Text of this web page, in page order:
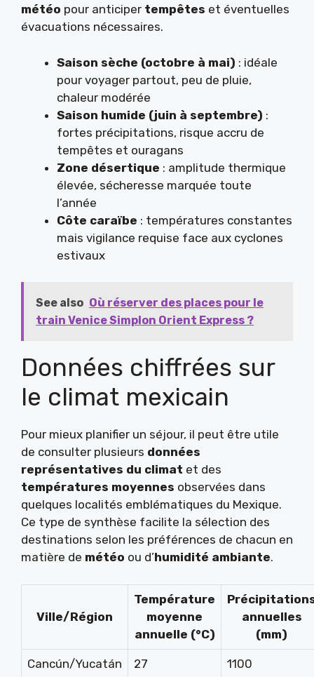
météo pour anticiper tempêtes et éventuelles
évacuations nécessaires.
Saison sèche (octobre à mai) : idéale
pour voyager partout, peu de pluie,
chaleur modérée
Saison humide (juin à septembre) :
fortes précipitations, risque accru de
tempêtes et ouragans
Zone désertique : amplitude thermique
élevée, sécheresse marquée toute
l’année
Côte caraïbe : températures constantes
mais vigilance requise face aux cyclones
estivaux
See also Où réserver des places pour le
train Venice Simplon Orient Express ?
Données chiffrées sur
le climat mexicain
Pour mieux planifier un séjour, il peut être utile
de consulter plusieurs données
représentatives du climat et des
températures moyennes observées dans
quelques localités emblématiques du Mexique.
Ce type de synthèse facilite la sélection des
destinations selon les préférences de chacun en
matière de météo ou d’humidité ambiante.
Ville/Région
Température
moyenne
annuelle (°C)
annuelles
(mm)
Cancún/Yucatán 27 1100